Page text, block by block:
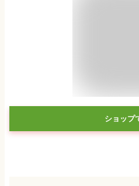
ショップ